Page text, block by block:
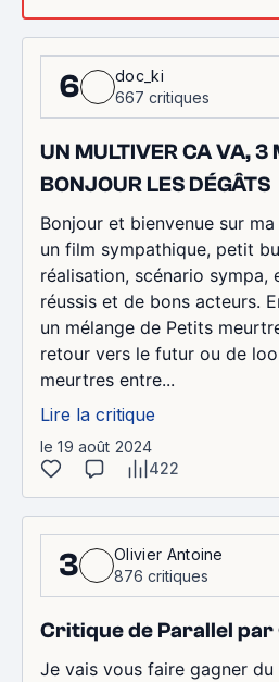
6
doc_ki
667 critiques
UN MULTIVER CA VA, 3
BONJOUR LES DÉGÂTS
Bonjour et bienvenue sur
un film sympathique, petit
réalisation, scénario sympa,
réussis et de bons acteurs.
un mélange de Petits
retour vers le futur ou de
meurtres entre...
Lire la critique
le 19 août 2024
422
3
Olivier Antoine
876 critiques
Critique de Parallel
Je vais vous faire gagner